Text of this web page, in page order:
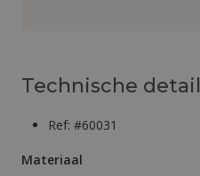
Technische
Ref: #60031
Materiaal